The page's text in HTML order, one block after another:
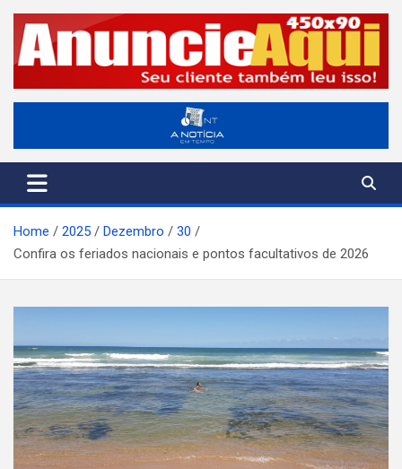
Skip
content
A Notícia em Tempo
ANT-Informação o Tempo Todo
Home 2025 Dezembro
30
Confira os feriados nacionais e pontos facultativos de 2026